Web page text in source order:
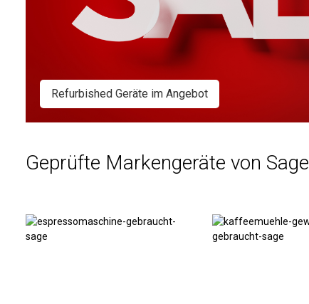
Refurbished Geräte im Angebot
Geprüfte Markengeräte von Sage
Espressomaschinen Kaffeemühlen